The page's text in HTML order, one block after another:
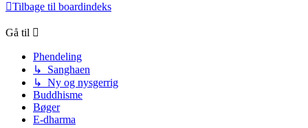
Tilbage til boardindeks
Gå til
Phendeling
↳ Sanghaen
↳ Ny og nysgerrig
Buddhisme
Bøger
E-dharma